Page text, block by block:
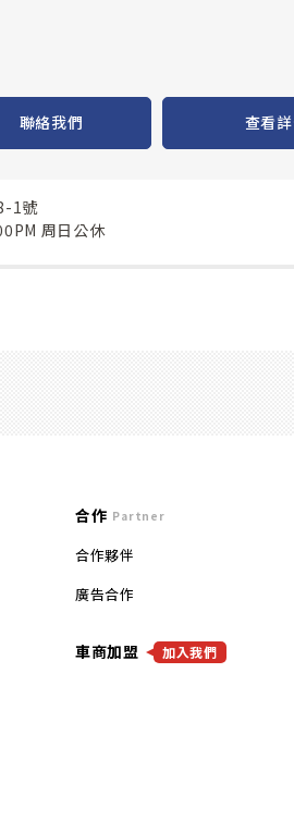
聯絡我們 查看
1號
周日公休
合作 Partner
合作夥伴
廣告合作
車商加盟 加入我們